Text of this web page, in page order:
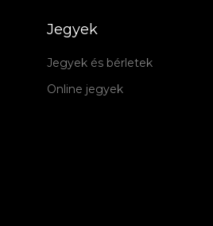
Jegyek
Jegyek és bérletek
Online jegyek